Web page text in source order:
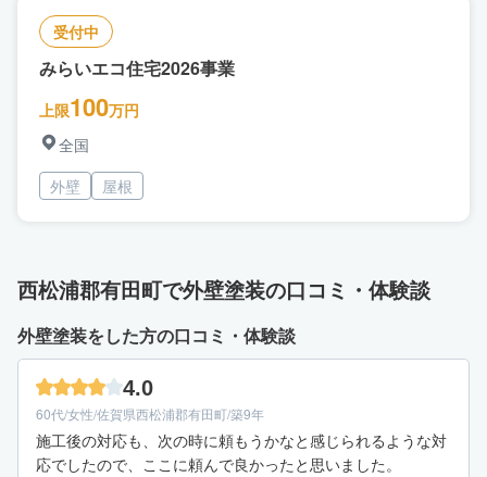
受付中
みらいエコ住宅2026事業
上限100万円
全国
外壁
屋根
西松浦郡有田町で外壁塗装の口コミ・体験談
外壁塗装をした方の口コミ・体験談
4.0
60代/女性/佐賀県西松浦郡有田町/築9年
施工後の対応も、次の時に頼もうかなと感じられるような対
応でしたので、ここに頼んで良かったと思いました。